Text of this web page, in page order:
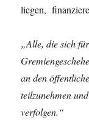
liegen,
„Alle, die sich
an den
teilzunehmen
verfolgen.“